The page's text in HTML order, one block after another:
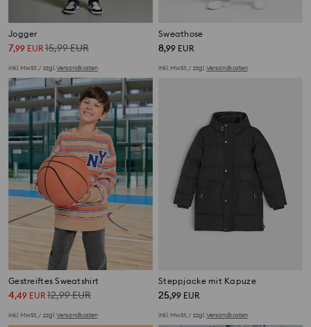
Jogger
7,99 EUR 15,99EUR
inkl. MwSt. / zzgl.Versandkosten
Sweathose
8,99 EUR
inkl. MwSt. / zzgl.Versandkosten
Gestreiftes Sweatshirt
4,49 EUR12,99EUR
inkl. MwSt. / zzgl.Versandkosten
Steppjacke mit Kapuze
25,99 EUR
inkl. MwSt. / zzgl.Versandkosten